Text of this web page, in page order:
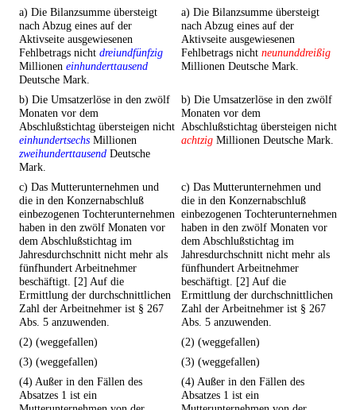
a) Die Bilanzsumme übersteigt
nach Abzug eines auf der
Aktivseite ausgewiesenen
Fehlbetrags nicht dreiundfünfzig
Millionen einhunderttausend
Deutsche Mark.
a) Die Bilanzsumme übersteigt
nach Abzug eines auf der
Aktivseite ausgewiesenen
Fehlbetrags nicht neununddreißig
Millionen Deutsche Mark.
b) Die Umsatzerlöse in den zwölf
Monaten vor dem
Abschlußstichtag übersteigen nicht
einhundertsechs Millionen
zweihunderttausend Deutsche
Mark.
b) Die Umsatzerlöse in den zwölf
Monaten vor dem
Abschlußstichtag übersteigen nicht
achtzig Millionen Deutsche Mark.
c) Das Mutterunternehmen und
die in den Konzernabschluß
einbezogenen Tochterunternehmen
haben in den zwölf Monaten vor
dem Abschlußstichtag im
Jahresdurchschnitt nicht mehr als
fünfhundert Arbeitnehmer
beschäftigt. [2] Auf die
Ermittlung der durchschnittlichen
Zahl der Arbeitnehmer ist § 267
Abs. 5 anzuwenden.
c) Das Mutterunternehmen und
die in den Konzernabschluß
einbezogenen Tochterunternehmen
haben in den zwölf Monaten vor
dem Abschlußstichtag im
Jahresdurchschnitt nicht mehr als
fünfhundert Arbeitnehmer
beschäftigt. [2] Auf die
Ermittlung der durchschnittlichen
Zahl der Arbeitnehmer ist § 267
Abs. 5 anzuwenden.
(2) (weggefallen)
(2) (weggefallen)
(3) (weggefallen)
(3) (weggefallen)
(4) Außer in den Fällen des
Absatzes 1 ist ein
(4) Außer in den Fällen des
Absatzes 1 ist ein